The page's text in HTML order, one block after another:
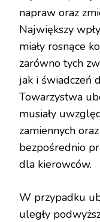
napraw oraz
Największy
miały rosnące
zarówno tych
jak i świadczeń
Towarzystwa
musiały
zamiennych
bezpośrednio
dla kierowców.
W przypadku
uległy